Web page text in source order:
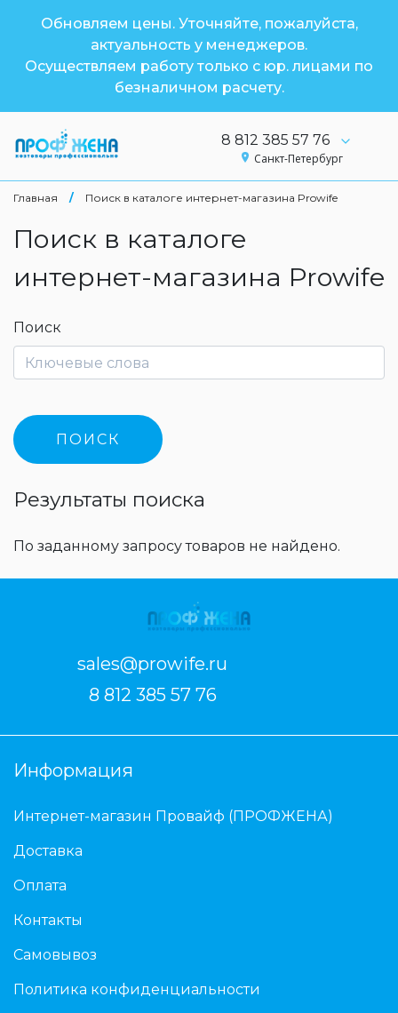
Обновляем цены. Уточняйте, пожалуйста,
актуальность у менеджеров.
Осуществляем работу только с юр. лицами по
безналичном расчету.
8 812 385 57 76
Санкт-Петербург
Главная / Поиск в каталоге интернет-магазина Prowife
Поиск в каталоге
интернет-магазина Prowife
Поиск
Результаты поиска
По заданному запросу товаров не найдено.
sales@prowife.ru
8 812 385 57 76
Информация
Интернет-магазин Провайф (ПРОФЖЕНА)
Доставка
Оплата
Контакты
Самовывоз
Политика конфиденциальности